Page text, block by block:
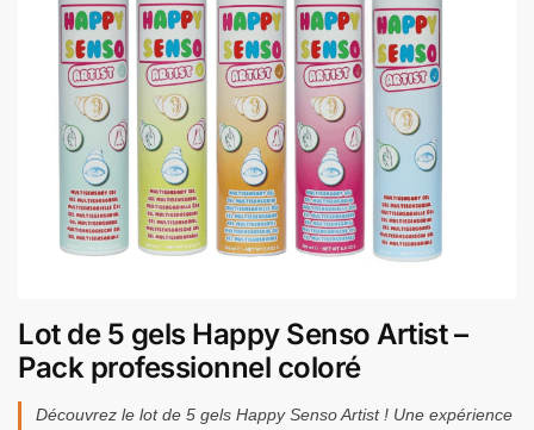
Lot de 5 gels Happy Senso Artist –
Pack professionnel coloré
Découvrez le lot de 5 gels Happy Senso Artist ! Une expérience